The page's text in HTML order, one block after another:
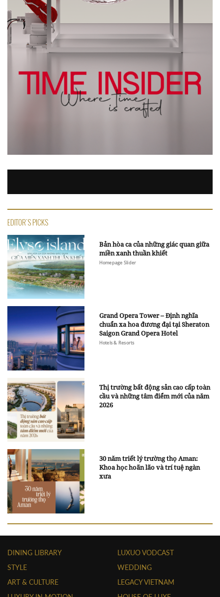
EDITOR'S PICKS
Bản hòa ca của những giác quan giữa
miền xanh thuần khiết
Homepage Slider
Grand Opera Tower – Định nghĩa
chuẩn xa hoa đương đại tại Sheraton
Saigon Grand Opera Hotel
Hotels & Resorts
Thị trường bất động sản cao cấp toàn
cầu và những tâm điểm mới của năm
2026
30 năm triết lý trường thọ Aman:
Khoa học hoãn lão và trí tuệ ngàn
xưa
DINING LIBRARY
STYLE
ART & CULTURE
LUXUO VODCAST
WEDDING
LEGACY VIETNAM